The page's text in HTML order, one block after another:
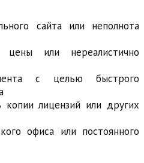
сайта или неполнота
цены или нереалистично
с целью быстрого
копии лицензий или других
офиса или постоянного